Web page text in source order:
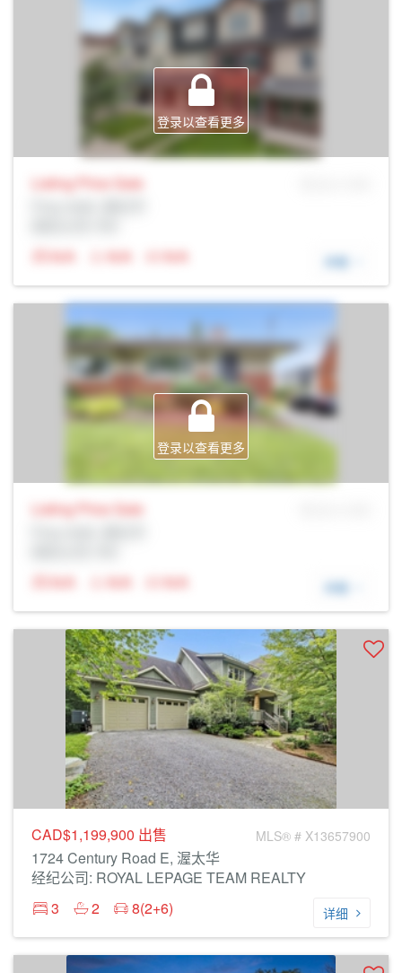
登录以查看更多
Listing Price Sale
N/A
N/A N/A 详细
登录以查看更多
Listing Price Sale
N/A
N/A N/A 详细
CAD$1,199,900 出售 MLS® # X13657900
1724 Century Road E, 渥太华
经纪公司: ROYAL LEPAGE TEAM REALTY
3
2 8(2+6) 详细